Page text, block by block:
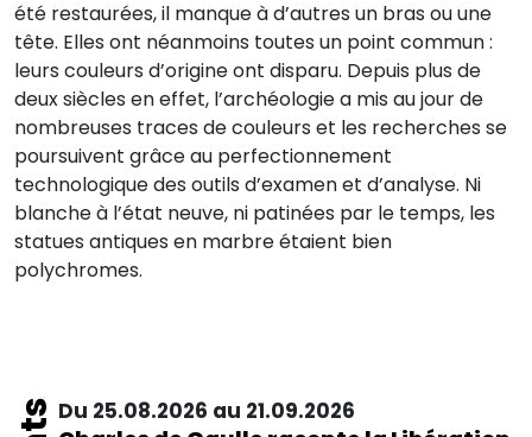
été restaurées, il manque à d’autres un bras ou une
tête. Elles ont néanmoins toutes un point commun :
leurs couleurs d’origine ont disparu. Depuis plus de
deux siècles en effet, l’archéologie a mis au jour de
nombreuses traces de couleurs et les recherches se
poursuivent grâce au perfectionnement
technologique des outils d’examen et d’analyse. Ni
blanche à l’état neuve, ni patinées par le temps, les
statues antiques en marbre étaient bien
polychromes.
Du 25.08.2026 au 21.09.2026